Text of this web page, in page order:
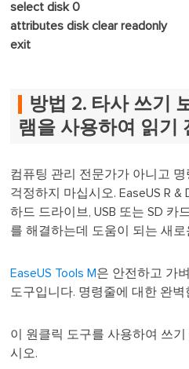
select disk 0
attributes disk clear readonly
exit
방법 2. 타사 쓰기
램을 사용하여 읽기
컴퓨팅 관리 전문가가 아니고
걱정하지 마십시오. EaseUS R
하드 드라이브, USB 또는 SD 카
를 해결하는데 도움이 되는 새
EaseUS Tools M은 안전하고 가
도구입니다. 명령줄에 대한 완벽
이 원클릭 도구를 사용하여 쓰
시오.